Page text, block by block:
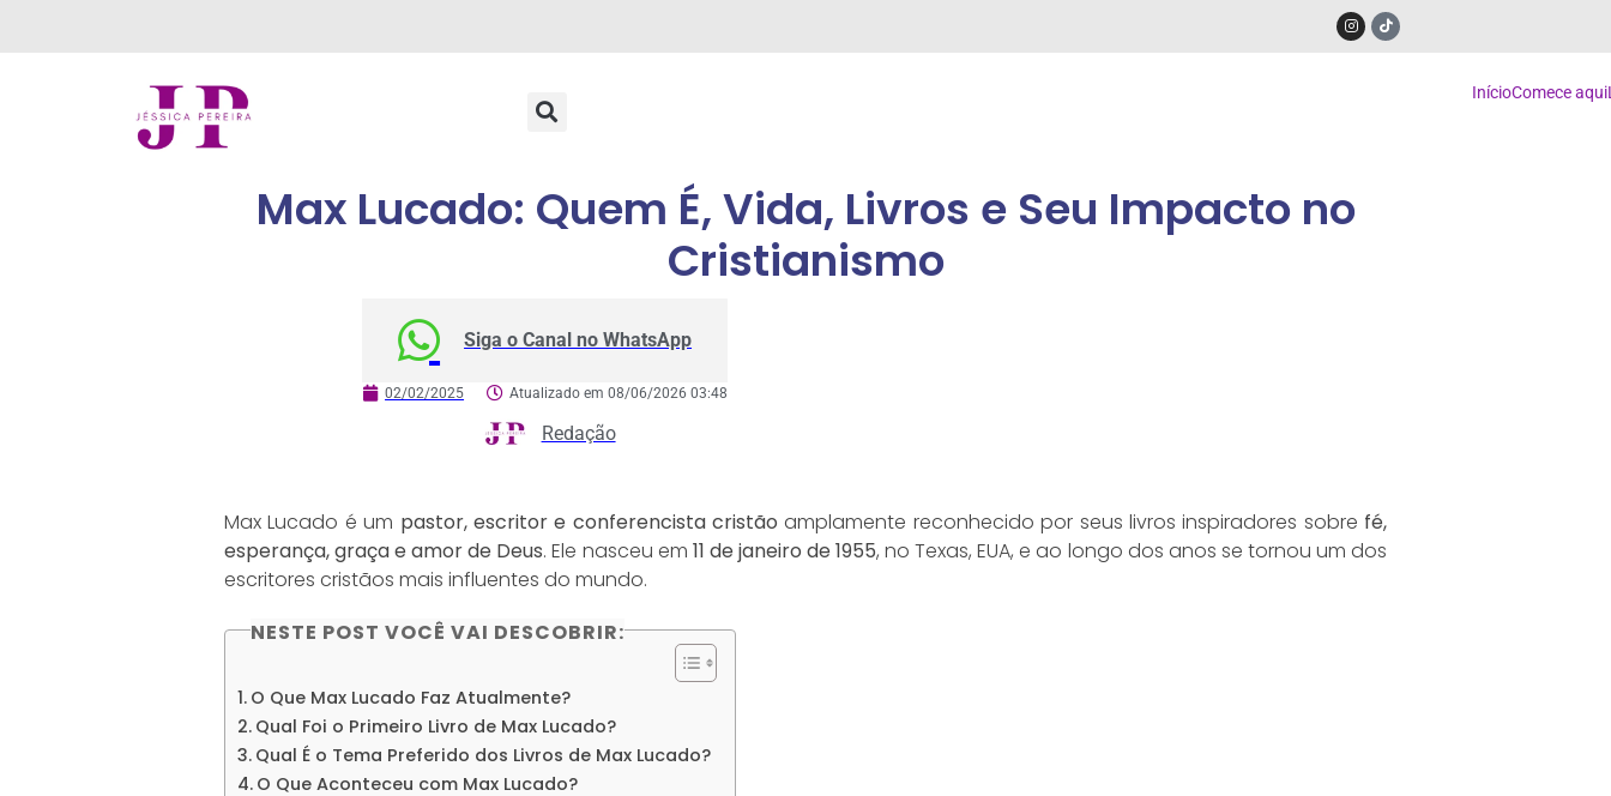
InícioComece aqui
Max Lucado: Quem É, Vida, Livros e Seu Impacto no
Cristianismo
Siga o Canal no WhatsApp
02/02/2025 Atualizado em 08/06/2026 03:48
Redação
Max Lucado é um pastor, escritor e conferencista cristão amplamente reconhecido por seus livros inspiradores sobre fé,
esperança, graça e amor de Deus. Ele nasceu em 11 de janeiro de 1955, no Texas, EUA, e ao longo dos anos se tornou um dos
escritores cristãos mais influentes do mundo.
NESTE POST VOCÊ VAI DESCOBRIR:
O Que Max Lucado Faz Atualmente?
Qual Foi o Primeiro Livro de Max Lucado?
Qual É o Tema Preferido dos Livros de Max Lucado?
O Que Aconteceu com Max Lucado?